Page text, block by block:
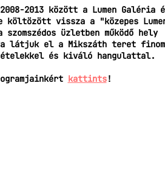
2013 között a Lumen Galéria
költözött vissza a "közepes
üzletben működő hely
látjuk el a Mikszáth teret finom
és kiváló hangulattal.
kattints!